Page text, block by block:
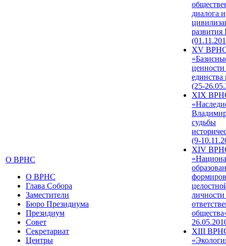
О ВРНС
О ВРНС
Глава Собора
Заместители
Бюро Президиума
Президиум
Совет
Секретариат
Центры
диалога и
развития
XV
единства
(25-
XIX
судьбы
(9-
XIV
XIII